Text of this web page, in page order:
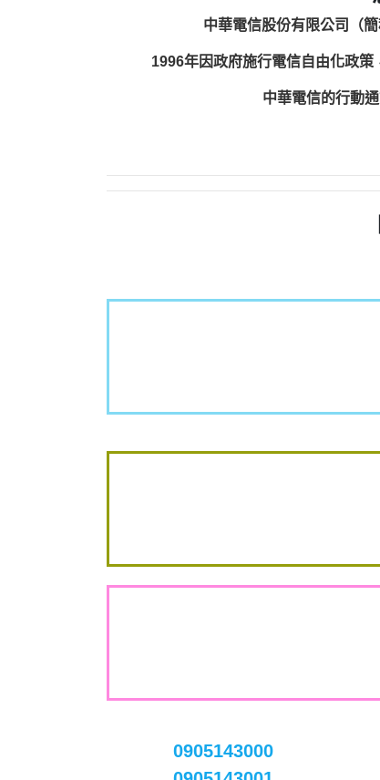
中華電信股份有限公司（
1996年因政府施行電信自由化政
中華電信的行動
0905143000